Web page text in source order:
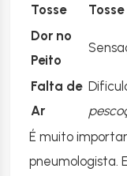
Tosse
Tosse
Dor no
Peito
Falta de
Ar
É muito
pneumologista.